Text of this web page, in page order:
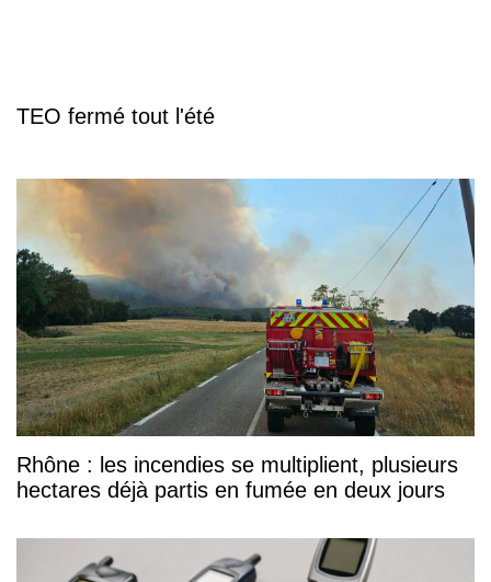
TEO fermé tout l'été
Rhône : les incendies se multiplient, plusieurs
hectares déjà partis en fumée en deux jours